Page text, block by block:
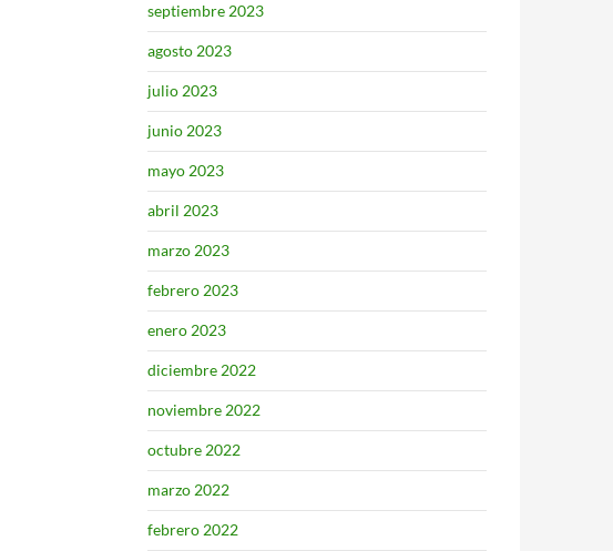
septiembre 2023
agosto 2023
julio 2023
junio 2023
mayo 2023
abril 2023
marzo 2023
febrero 2023
enero 2023
diciembre 2022
noviembre 2022
octubre 2022
marzo 2022
febrero 2022